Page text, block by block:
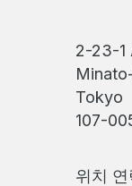
2-23-1
Tokyo
107-
위치 연